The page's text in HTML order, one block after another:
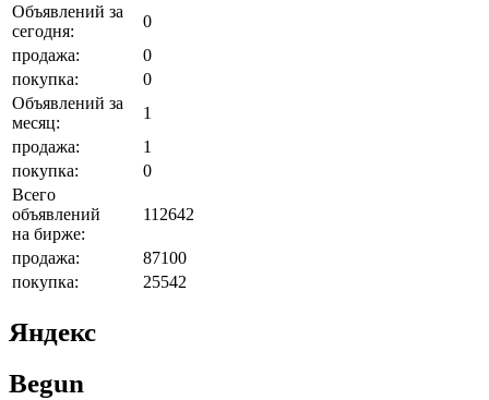
Объявлений за
сегодня:
0
продажа:
0
покупка:
0
Объявлений за
месяц:
1
продажа:
1
покупка:
0
Всего
объявлений
на бирже:
112642
продажа:
87100
покупка:
25542
Яндекс
Begun